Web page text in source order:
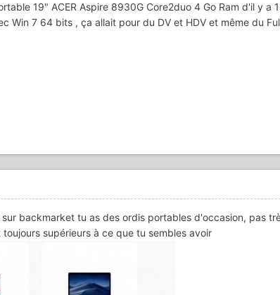
19" ACER Aspire 8930G Core2duo 4 Go Ram d'il y a
Win 7 64 bits , ça allait pour du DV et HDV et même du
backmarket tu as des ordis portables d'occasion, pas
supérieurs à ce que tu sembles avoir